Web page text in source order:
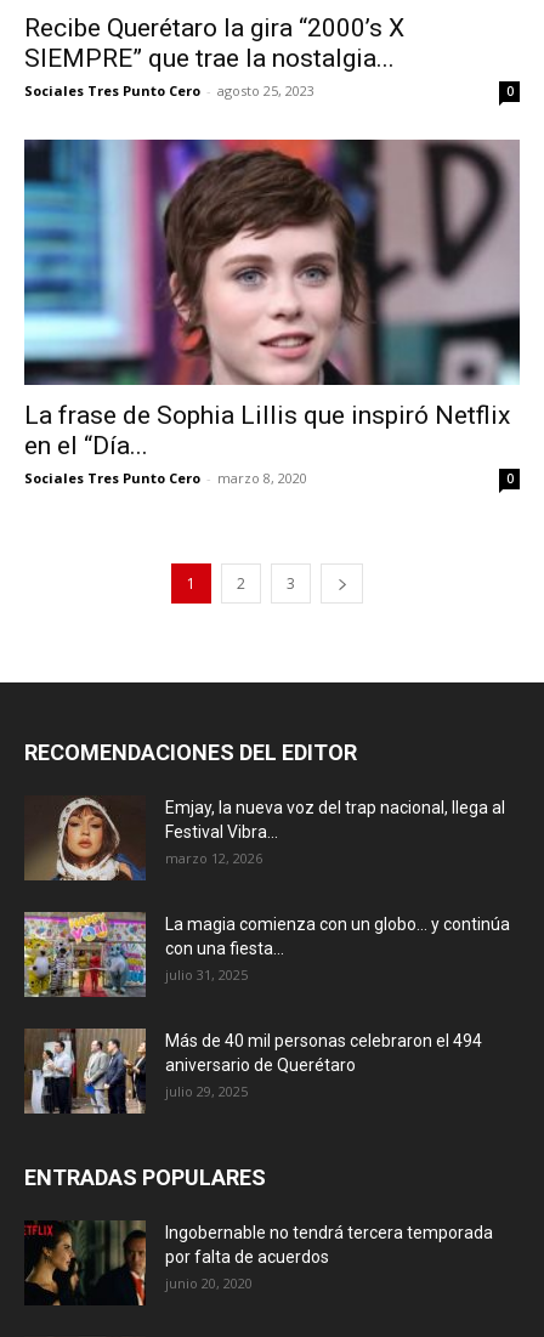
Recibe Querétaro la gira “2000’s X
SIEMPRE” que trae la nostalgia...
Sociales Tres Punto Cero - agosto 25, 2023 0
La frase de Sophia Lillis que inspiró Netflix
en el “Día...
Sociales Tres Punto Cero - marzo 8, 2020 0
1 2 3
RECOMENDACIONES DEL EDITOR
Emjay, la nueva voz del trap nacional, llega al
Festival Vibra...
marzo 12, 2026
La magia comienza con un globo… y continúa
con una fiesta...
julio 31, 2025
Más de 40 mil personas celebraron el 494
aniversario de Querétaro
julio 29, 2025
ENTRADAS POPULARES
Ingobernable no tendrá tercera temporada
por falta de acuerdos
junio 20, 2020